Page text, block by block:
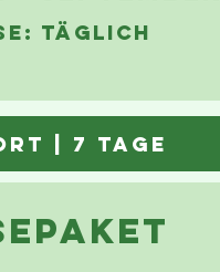
TÄGLICH
| 7 tage